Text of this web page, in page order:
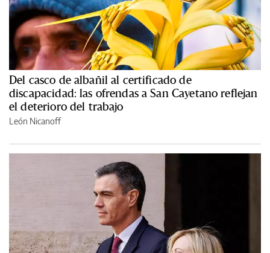
Del casco de albañil al certificado de
discapacidad: las ofrendas a San Cayetano reflejan
el deterioro del trabajo
León Nicanoff